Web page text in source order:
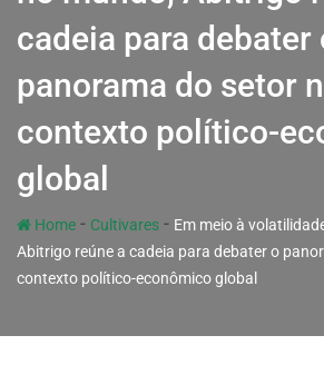
cadeia para debater
panorama do setor
contexto político-
global
Home - Cultivares - Em meio à
Abitrigo reúne a cadeia para debater o
contexto político-econômico global